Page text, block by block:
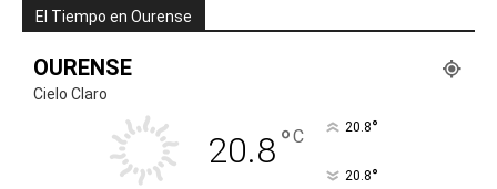
El Tiempo en Ourense
OURENSE
Cielo Claro
20.8°C 20.8°
20.8°